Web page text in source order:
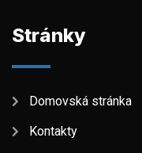
Stránky
Domovská stránka
Kontakty